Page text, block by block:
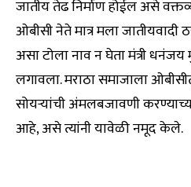
जातीय तेढ निर्माण होईल असे
ओबीसी नेते मात्र मला जातीयवादी
असा टोला नाव न घेता मंत्री
लगावला. मराठा समाजाला
सोयऱ्यांची अंमलबजावणी
आहे, असे त्यांनी यावेळी नमूद केले.